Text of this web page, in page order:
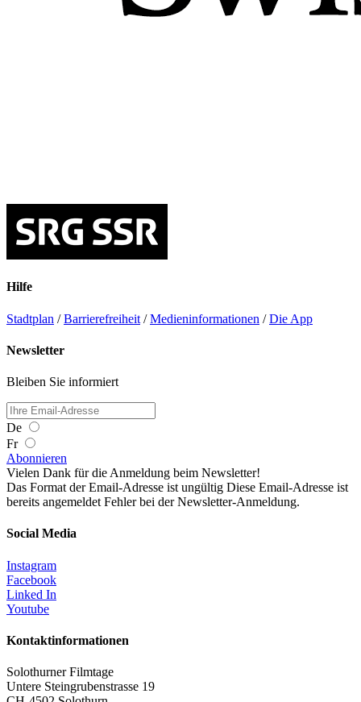
Hilfe
Stadtplan /Barrierefreiheit /Medieninformationen /Die App
Newsletter
Bleiben Sie informiert
De
Fr
Abonnieren
Vielen Dank für die Anmeldung beim Newsletter!
Das Format der Email-Adresse ist ungültig Diese Email-Adresse ist
bereits angemeldet Fehler bei der Newsletter-Anmeldung.
Social Media
Instagram
Facebook
Linked In
Youtube
Kontaktinformationen
Solothurner Filmtage
Untere Steingrubenstrasse 19